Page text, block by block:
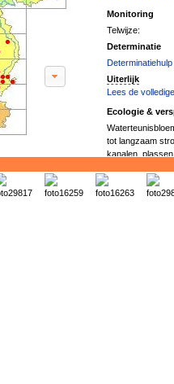
Monitoring
Telwijze:
Determinatie
Uiterlijk
Lees de
Ecologie &
tot langzaam
kanalen,